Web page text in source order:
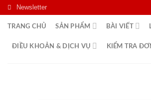
Skip
to
content
Newsletter
TRANG CHỦ SẢN PHẨM BÀI VIẾT
ĐIỀU KHOẢN & DỊCH VỤ KIỂM TRA